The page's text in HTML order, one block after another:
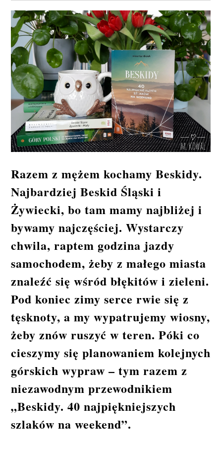
Razem z mężem kochamy Beskidy.
Najbardziej Beskid Śląski i
Żywiecki, bo tam mamy najbliżej i
bywamy najczęściej. Wystarczy
chwila, raptem godzina jazdy
samochodem, żeby z małego miasta
znaleźć się wśród błękitów i zieleni.
Pod koniec zimy serce rwie się z
tęsknoty, a my wypatrujemy wiosny,
żeby znów ruszyć w teren. Póki co
cieszymy się planowaniem kolejnych
górskich wypraw – tym razem z
niezawodnym przewodnikiem
„Beskidy. 40 najpiękniejszych
szlaków na weekend”.